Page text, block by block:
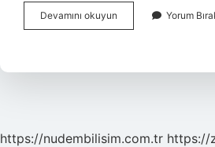
Devamını okuyun
Cekirdek
Gelir
Yorum
https://nudembilisim.com.tr https://